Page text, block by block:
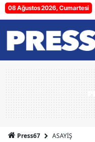
08 Ağustos 2026, Cumartesi
Press67 ASAYİŞ